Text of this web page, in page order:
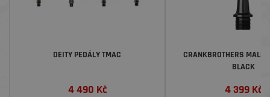
DEITY PEDÁLY TMAC
4 490 Kč
CRANKBROTHERS
BLACK
4 399Kč